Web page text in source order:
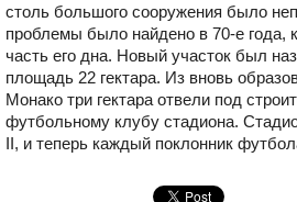
столь большого сооружения было
проблемы было найдено в 70-е года,
часть его дна. Новый участок был
площадь 22 гектара. Из вновь
Монако три гектара отвели под
футбольному клубу стадиона.
II, и теперь каждый поклонник